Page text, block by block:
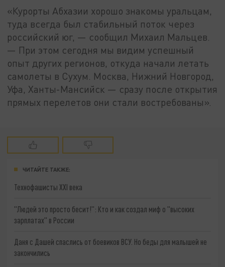
«Курорты Абхазии хорошо знакомы уральцам,
туда всегда был стабильный поток через
российский юг, — сообщил Михаил Мальцев.
— При этом сегодня мы видим успешный
опыт других регионов, откуда начали летать
самолеты в Сухум. Москва, Нижний Новгород,
Уфа, Ханты-Мансийск — сразу после открытия
прямых перелетов они стали востребованы».
ЧИТАЙТЕ ТАКЖЕ:
Технофашисты XXI века
"Людей это просто бесит!": Кто и как создал миф о "высоких
зарплатах" в России
Даня с Дашей спаслись от боевиков ВСУ. Но беды для малышей не
закончились